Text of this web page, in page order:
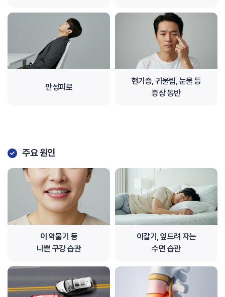
만성피로
현기증, 귀울림, 눈물 등
증상 동반
주요 원인
이 악물기 등
나쁜 구강 습관
이갈기, 엎드려 자는
수면 습관